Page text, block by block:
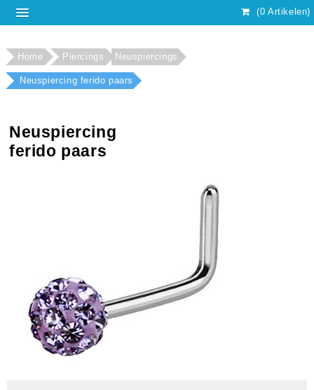
(0 Artikelen)
Home Piercings Neuspiercings
Neuspiercing ferido paars
Neuspiercing
ferido paars